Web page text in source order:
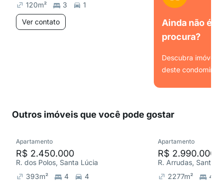
120m² 3
1
Ver contato
Ainda não é
procura?
Descubra imóveis
deste condomínio.
Outros imóveis que você pode gostar
Apartamento
R$ 2.450.000
R. dos Polos, Santa Lúcia
393m² 4
4
Apartamento
R$ 2.990.000
R. Arrudas, Santa
2277m²
4